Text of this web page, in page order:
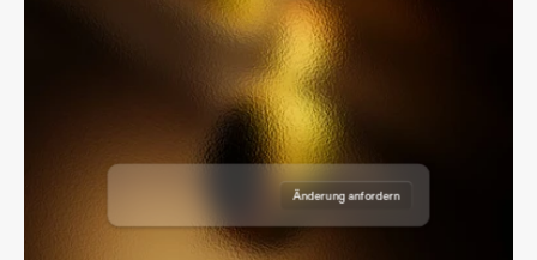
Angefordert am: 7. November 2026
Angefordert von: Enzai
Gutachter:
Angefordert von: Enzai Gutachter:
Angefordert am: 18. August 2026
Angefordert von: Enzai
Gutachter:
Angefordert am: 19. Juni 2026
Gutachter:
Änderung anfordern